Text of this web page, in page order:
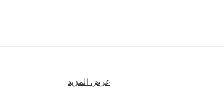
عرض المزيد